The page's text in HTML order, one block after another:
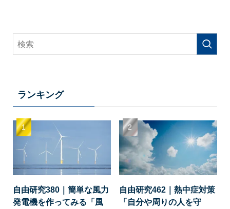
ランキング
自由研究380｜簡単な風力
発電機を作ってみる「風
自由研究462｜熱中症対策
「自分や周りの人を守